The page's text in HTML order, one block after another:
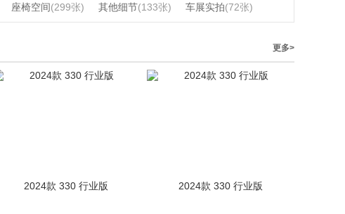
座椅空间(299张) 其他细节(133张) 车展实拍(72张)
更多>
2024款 330 行业版 2024款 330 行业版